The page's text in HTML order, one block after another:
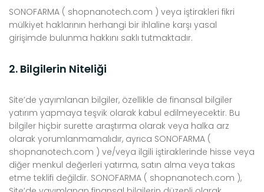
SONOFARMA ( shopnanotech.com ) veya iştirakleri fikri
mülkiyet haklarının herhangi bir ihlaline karşı yasal
girişimde bulunma hakkını saklı tutmaktadır.
2. Bilgilerin Niteliği
Site’de yayımlanan bilgiler, özellikle de finansal bilgiler
yatırım yapmaya teşvik olarak kabul edilmeyecektir. Bu
bilgiler hiçbir surette araştırma olarak veya halka arz
olarak yorumlanmamalıdır, ayrıca SONOFARMA (
shopnanotech.com ) ve/veya ilgili iştiraklerinde hisse veya
diğer menkul değerleri yatırma, satın alma veya takas
etme teklifi değildir. SONOFARMA ( shopnanotech.com ),